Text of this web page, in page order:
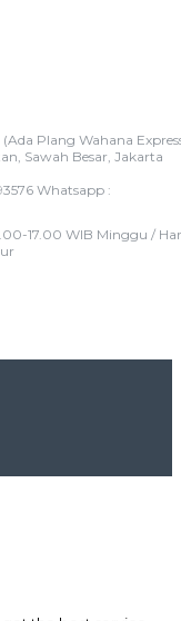
Plang Wahana
Sawah Besar, Jakarta
Whatsapp :
17.00 WIB Minggu /